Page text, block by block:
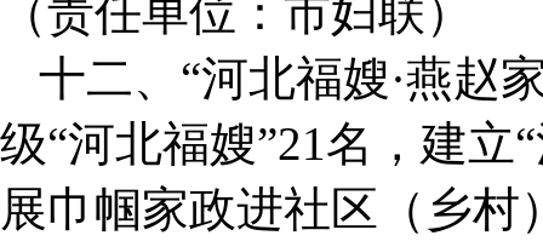
（责任单位：市妇联）
十二、“河北福嫂·燕赵
级“河北福嫂”21名，建立
展巾帼家政进社区（乡村